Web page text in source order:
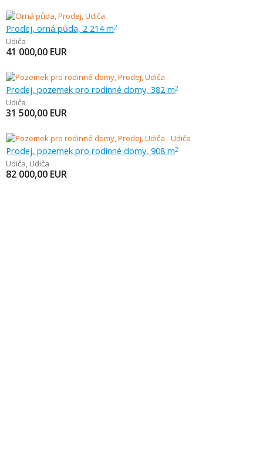
Prodej, orná půda, 2 214 m2
Udiča
41 000,00 EUR
Prodej, pozemek pro rodinné domy, 382 m2
Udiča
31 500,00 EUR
Prodej, pozemek pro rodinné domy, 908 m2
Udiča, Udiča
82 000,00 EUR